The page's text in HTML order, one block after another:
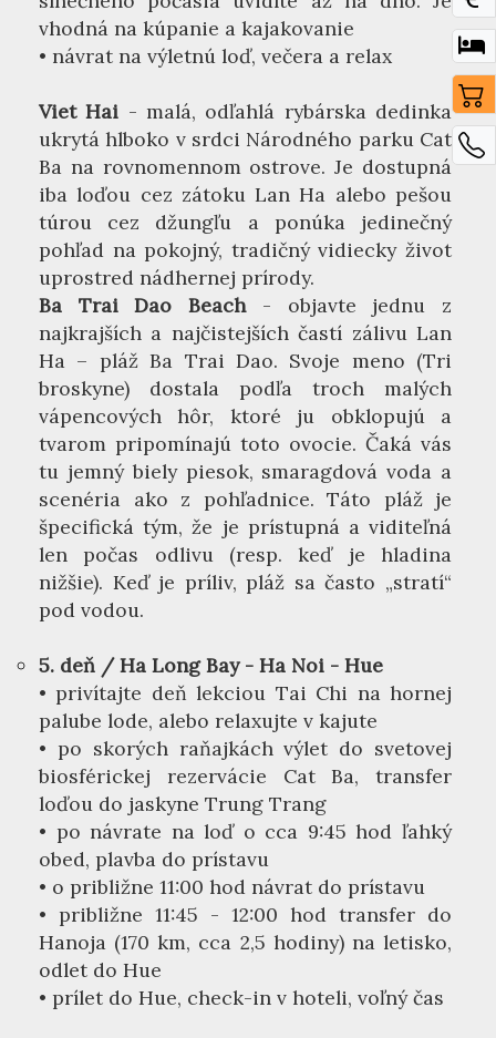
vhodná na kúpanie a kajakovanie
• návrat na výletnú loď, večera a relax
Viet Hai - malá, odľahlá rybárska dedinka
ukrytá hlboko v srdci Národného parku Cat
Ba na rovnomennom ostrove. Je dostupná
iba loďou cez zátoku Lan Ha alebo pešou
túrou cez džungľu a ponúka jedinečný
pohľad na pokojný, tradičný vidiecky život
uprostred nádhernej prírody.
Ba Trai Dao Beach- objavte jednu z
najkrajších a najčistejších častí zálivu Lan
Ha – pláž Ba Trai Dao. Svoje meno (Tri
broskyne) dostala podľa troch malých
vápencových hôr, ktoré ju obklopujú a
tvarom pripomínajú toto ovocie. Čaká vás
tu jemný biely piesok, smaragdová voda a
scenéria ako z pohľadnice. Táto pláž je
špecifická tým, že je prístupná a viditeľná
len počas odlivu (resp. keď je hladina
nižšie). Keď je príliv, pláž sa často „stratí“
pod vodou.
5. deň / Ha Long Bay - Ha Noi - Hue
• privítajte deň lekciou Tai Chi na hornej
palube lode, alebo relaxujte v kajute
• po skorých raňajkách výlet do svetovej
biosférickej rezervácie Cat Ba, transfer
loďou do jaskyne Trung Trang
• po návrate na loď o cca 9:45 hod ľahký
obed, plavba do prístavu
• o približne 11:00 hod návrat do prístavu
• približne 11:45 - 12:00 hod transfer do
Hanoja (170 km, cca 2,5 hodiny) na letisko,
odlet do Hue
• prílet do Hue, check-in v hoteli, voľný čas